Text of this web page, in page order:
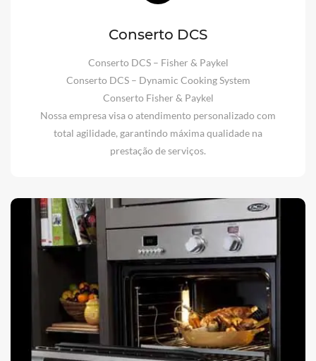
Conserto DCS
Conserto DCS – Fisher & Paykel
Conserto DCS – Dynamic Cooking System
Conserto Fisher & Paykel
Nossa empresa visa o atendimento personalizado com
total agilidade, garantindo máxima qualidade na
prestação de serviços.